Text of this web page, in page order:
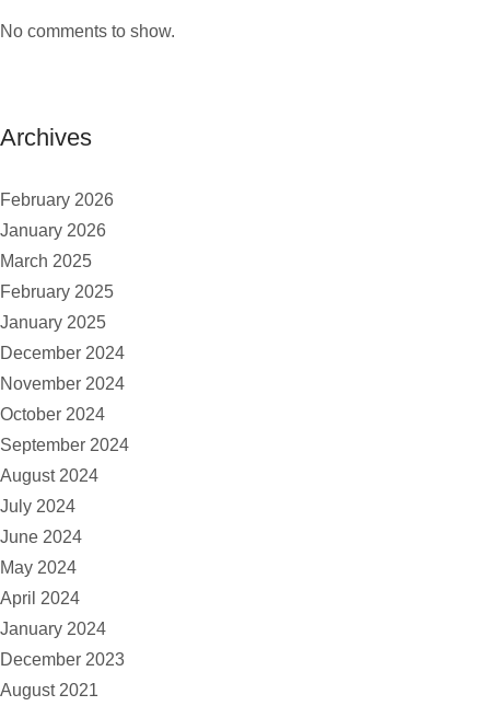
No comments to show.
Archives
February 2026
January 2026
March 2025
February 2025
January 2025
December 2024
November 2024
October 2024
September 2024
August 2024
July 2024
June 2024
May 2024
April 2024
January 2024
December 2023
August 2021